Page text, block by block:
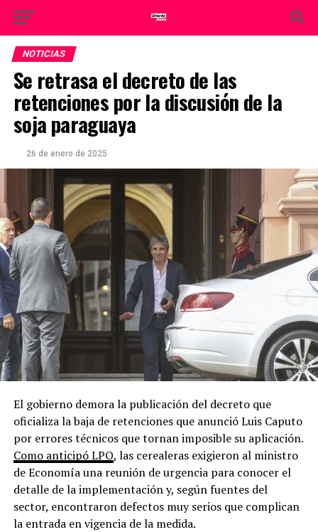
NOTICIAS
Se retrasa el decreto de las
retenciones por la discusión de la
soja paraguaya
26 de enero de 2025
El gobierno demora la publicación del decreto que
oficializa la baja de retenciones que anunció Luis Caputo
por errores técnicos que tornan imposible su aplicación.
Como anticipó LPO, las cerealeras exigieron al ministro
de Economía una reunión de urgencia para conocer el
detalle de la implementación y, según fuentes del
sector, encontraron defectos muy serios que complican
la entrada en vigencia de la medida.